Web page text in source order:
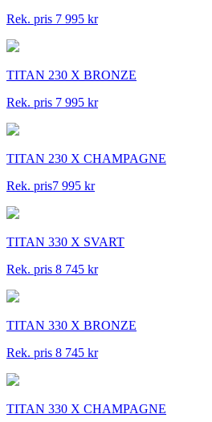
Rek. pris 7 995 kr
TITAN 230 X BRONZE
Rek. pris 7 995 kr
TITAN 230 X CHAMPAGNE
Rek. pris7 995 kr
TITAN 330 X SVART
Rek. pris 8 745 kr
TITAN 330 X BRONZE
Rek. pris 8 745 kr
TITAN 330 X CHAMPAGNE